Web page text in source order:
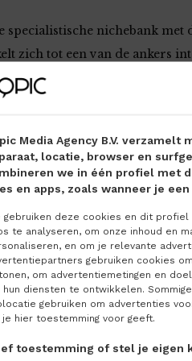
Media Agency B.V.
locatie, browser en
we in één profiel met
en apps, zoals wanneer je
gebruiken deze cookies en dit profiel
te analyseren, om onze inhoud en
en om je relevante
gebruiken cookies
om advertentiemetingen en
hun diensten te ontwikkelen.
gebruiken om advertenties
je hier toestemming voor geeft.
toestemming of stel je eigen
specialistische nichebank met
zich tot een van de ankers
depositosparen maakt een
aan spaargeld met vaste
ligt in de ontwikkeling van
een vrij opneembare
elkaar.
langere tijd wilt vastleggen,
te halen als je verder
veel hoger spaarrentes.
om van het geld af
Rijk van Oeds-Jan